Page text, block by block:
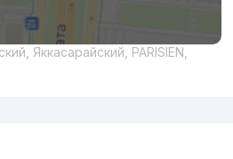
Яккасарайский, PARISIEN,